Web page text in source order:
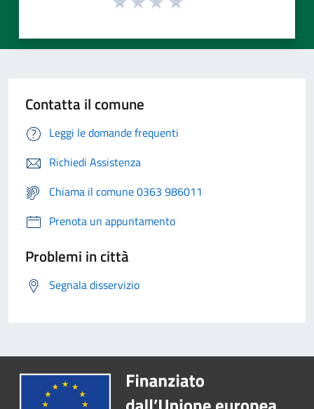
Contatta il comune
Leggi le domande frequenti
Richiedi Assistenza
Chiama il comune 0363 986011
Prenota un appuntamento
Problemi in città
Segnala disservizio